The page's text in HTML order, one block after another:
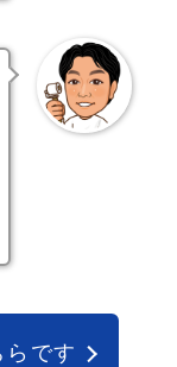
です